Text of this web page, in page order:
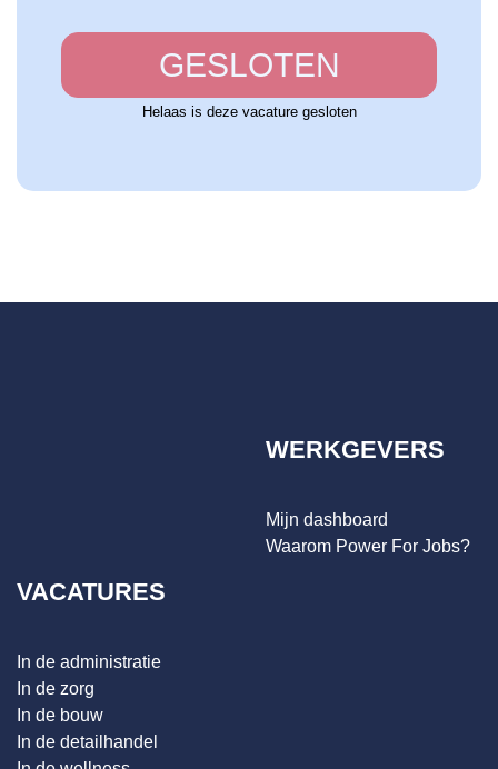
GESLOTEN
Helaas is deze vacature gesloten
WERKGEVERS
Mijn dashboard
Waarom Power For Jobs?
VACATURES
In de administratie
In de zorg
In de bouw
In de detailhandel